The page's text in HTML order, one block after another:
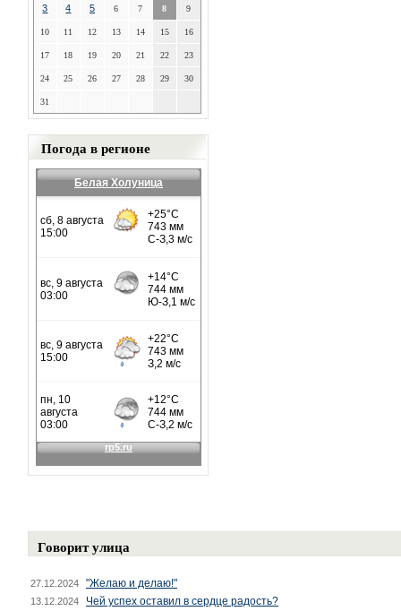
3 4 5 6 7 8 9
10 11 12 13 14 15 16
17 18 19 20 21 22 23
24 25 26 27 28 29 30
31
Погода в регионе
Белая Холуница
Говорит улица
27.12.2024 "Желаю и делаю!"
13.12.2024 Чей успех оставил в сердце радость?